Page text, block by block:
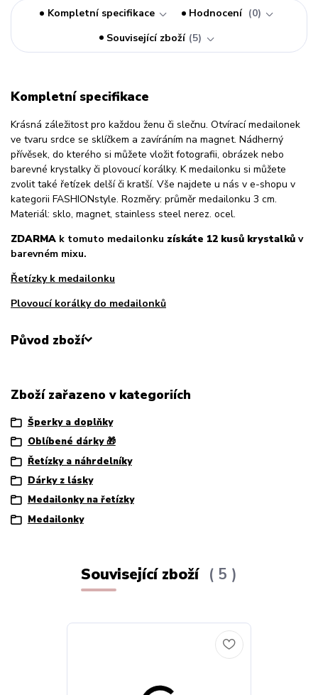
Kompletní specifikace Hodnocení
0
Související zboží 5
Kompletní specifikace
Krásná záležitost pro každou ženu či slečnu. Otvírací medailonek
ve tvaru srdce se sklíčkem a zavíráním na magnet. Nádherný
přívěsek, do kterého si můžete vložit fotografii, obrázek nebo
barevné krystalky či plovoucí korálky. K medailonku si můžete
zvolit také řetízek delší či kratší. Vše najdete u nás v e-shopu v
kategorii FASHIONstyle. Rozměry: průměr medailonku 3 cm.
Materiál: sklo, magnet, stainless steel nerez. ocel.
ZDARMA k tomuto medailonku získáte 12 kusů krystalků v
barevném mixu.
Řetízky k medailonku
Plovoucí korálky do medailonků
Původ zboží
Zboží zařazeno v kategoriích
Šperky a doplňky
Oblíbené dárky 🎁
Řetízky a náhrdelníky
Dárky z lásky
Medailonky na řetízky
Medailonky
Související zboží 5